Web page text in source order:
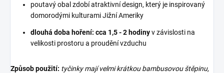
poutavý obal zdobí atraktivní design, který je inspirovaný
domorodými kulturami Jižní Ameriky
dlouhá doba hoření: cca 1,5 - 2 hodinyv závislosti na
velikosti prostoru a proudění vzduchu
Způsob použití: tyčinky mají velmi krátkou bambusovou štěpinu,